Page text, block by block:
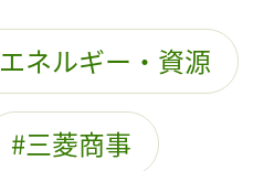
エネルギー・資源
三菱商事